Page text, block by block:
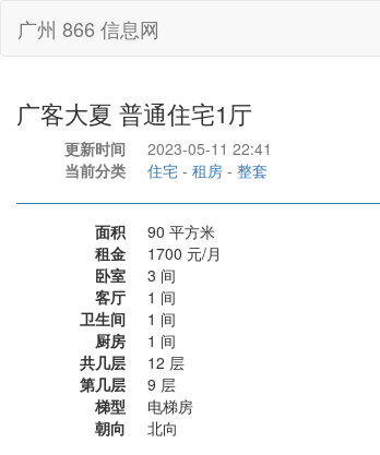
广州 866 信息网
广客大夏 普通住宅1厅
更新时间
2023-05-11 22:41
当前分类
住宅 - 租房 - 整套
面积
90 平方米
租金
1700 元/月
卧室
3 间
客厅
1 间
卫生间
1 间
厨房
1 间
共几层
12 层
第几层
9 层
梯型
电梯房
朝向
北向